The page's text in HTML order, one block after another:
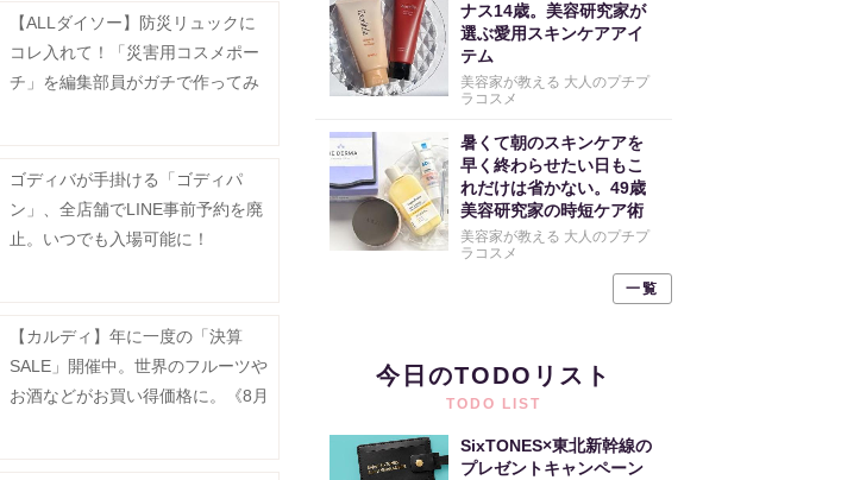
【ALLダイソー】防災リュックに
コレ入れて！「災害用コスメポー
チ」を編集部員がガチで作ってみ
ゴディバが手掛ける「ゴディパ
ン」、全店舗でLINE事前予約を廃
止。いつでも入場可能に！
【カルディ】年に一度の「決算
SALE」開催中。世界のフルーツや
お酒などがお買い得価格に。《8月
ナス14歳。美容研究家が
選ぶ愛用スキンケアアイ
テム
美容家が教える 大人のプチプ
ラコスメ
暑くて朝のスキンケアを
早く終わらせたい日もこ
れだけは省かない。49歳
美容研究家の時短ケア術
美容家が教える 大人のプチプ
ラコスメ
一覧
今日のTODOリスト
TODO LIST
SixTONES×東北新幹線の
プレゼントキャンペーン